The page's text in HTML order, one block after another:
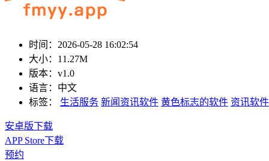
时间： 2026-05-28 16:02:54
大小： 11.27M
版本： v1.0
语言： 中文
标签：
生活服务 新闻资讯软件 黄色标志的软件 资讯软件
安卓版下载
APP Store下载
预约